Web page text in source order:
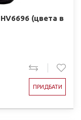
(цвета в
ПРИДБАТИ